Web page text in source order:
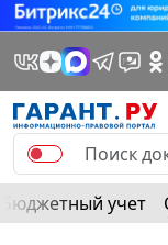
Бюджетный учет